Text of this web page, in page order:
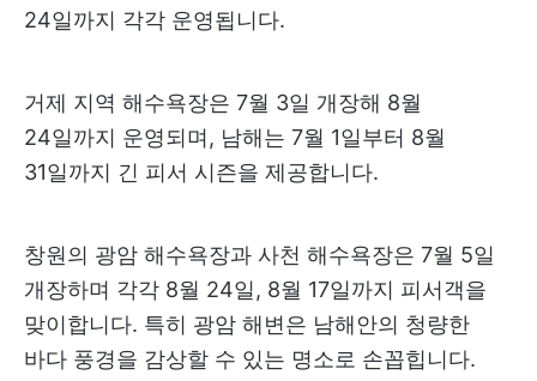
24일까지 각각 운영됩니다.
거제 지역 해수욕장은 7월 3일 개장해 8월
24일까지 운영되며, 남해는 7월 1일부터 8월
31일까지 긴 피서 시즌을 제공합니다.
창원의 광암 해수욕장과 사천 해수욕장은 7월 5일
개장하며 각각 8월 24일, 8월 17일까지 피서객을
맞이합니다. 특히 광암 해변은 남해안의 청량한
바다 풍경을 감상할 수 있는 명소로 손꼽힙니다.